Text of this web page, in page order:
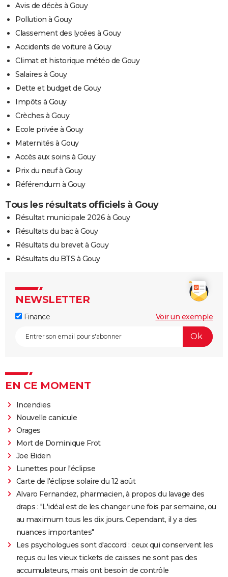
Avis de décès à Gouy
Pollution à Gouy
Classement des lycées à Gouy
Accidents de voiture à Gouy
Climat et historique météo de Gouy
Salaires à Gouy
Dette et budget de Gouy
Impôts à Gouy
Crèches à Gouy
Ecole privée à Gouy
Maternités à Gouy
Accès aux soins à Gouy
Prix du neuf à Gouy
Référendum à Gouy
Tous les résultats officiels à Gouy
Résultat municipale 2026 à Gouy
Résultats du bac à Gouy
Résultats du brevet à Gouy
Résultats du BTS à Gouy
NEWSLETTER
Finance Voir un exemple
EN CE MOMENT
Incendies
Nouvelle canicule
Orages
Mort de Dominique Frot
Joe Biden
Lunettes pour l'éclipse
Carte de l'éclipse solaire du 12 août
Alvaro Fernandez, pharmacien, à propos du lavage des
draps : "L'idéal est de les changer une fois par semaine, ou
au maximum tous les dix jours. Cependant, il y a des
nuances importantes"
Les psychologues sont d'accord : ceux qui conservent les
reçus ou les vieux tickets de caisses ne sont pas des
accumulateurs, mais ont besoin de contrôle